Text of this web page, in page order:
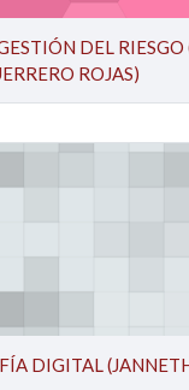
DEL
ROJAS)
DIGITAL (JANNETH
DIGITAL